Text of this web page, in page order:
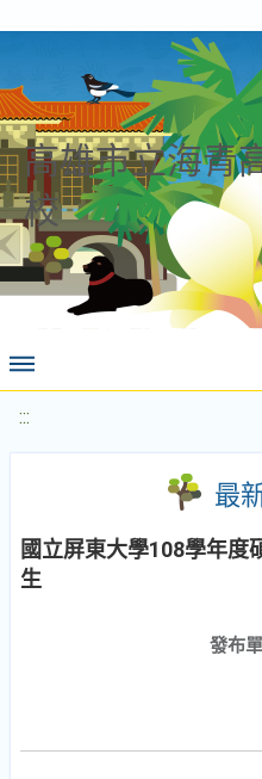
高雄市立海青
校
:::
最
國立屏東大學108學年度
生
發布